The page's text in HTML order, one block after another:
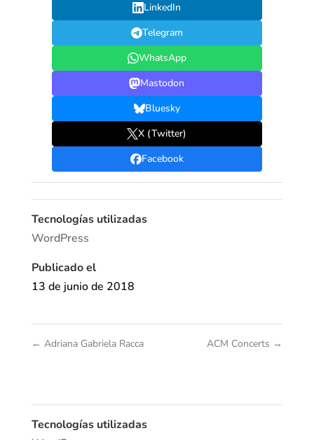
LinkedIn
Telegram
WhatsApp
Mastodon
Bluesky
X (Twitter)
Facebook
Tecnologías utilizadas
WordPress
Publicado el
13 de junio de 2018
← Adriana Gabriela Racca ACM Concerts →
Tecnologías utilizadas